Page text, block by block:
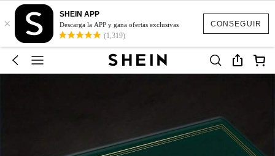
CONSEGUIR
×
SHEIN APP
Descarga la APP y gana ofertas exclusivas
(1,319)